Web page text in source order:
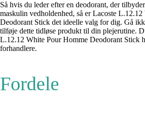
Så hvis du leder efter en deodorant, der
maskulin vedholdenhed, så er Lacoste
Deodorant Stick det ideelle valg for dig. Gå
tilføje dette tidløse produkt til din plejerutine.
L.12.12 White Pour Homme Deodorant Stick
forhandlere.
Fordele